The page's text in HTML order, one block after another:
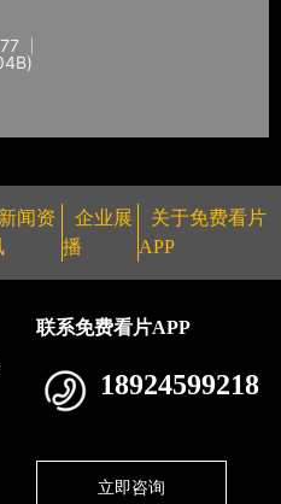
新闻资
企业展
播
关于免费看片
APP
联系免费看片APP
18924599218
立即咨询